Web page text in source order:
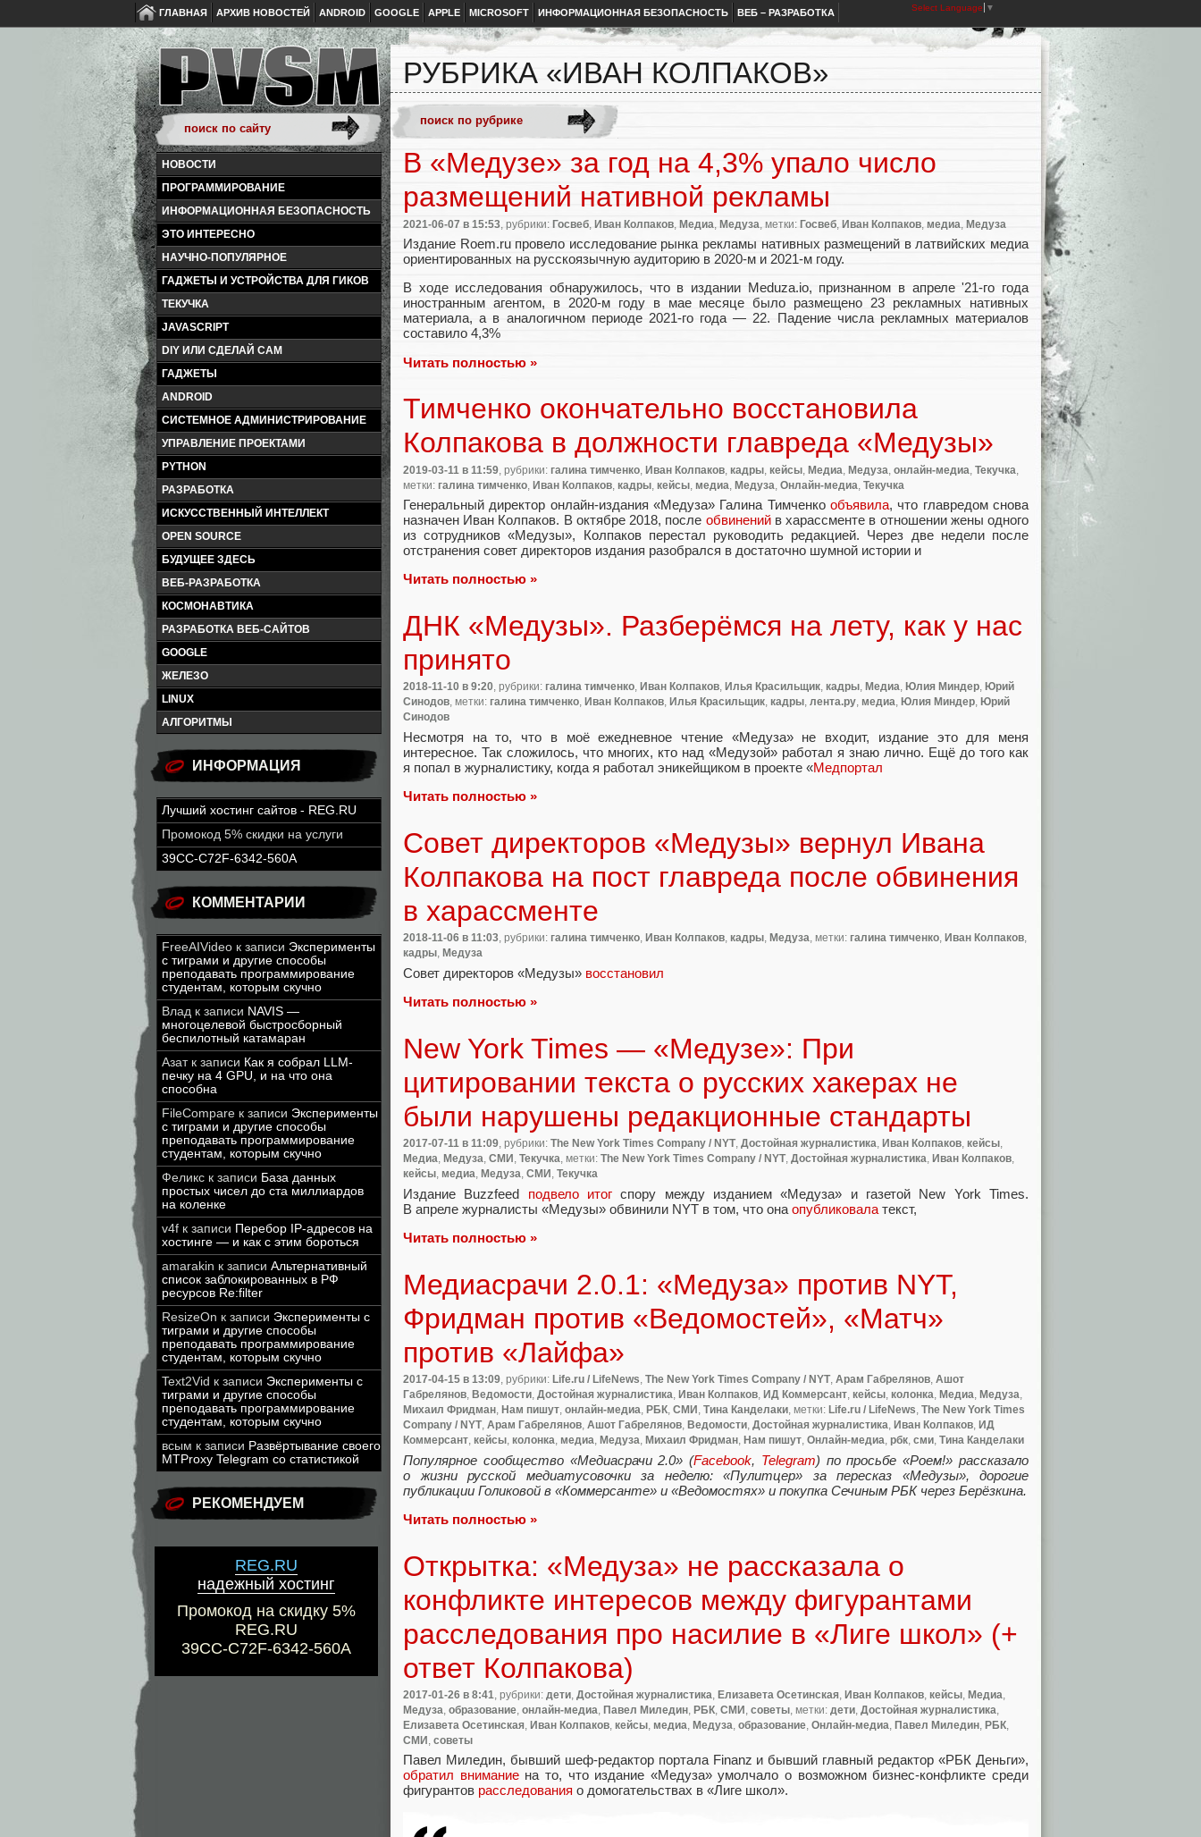
ГЛАВНАЯ АРХИВ НОВОСТЕЙ ANDROID GOOGLE APPLE MICROSOFT ИНФОРМАЦИОННАЯ БЕЗОПАСНОСТЬ ВЕБ – РАЗРАБОТКА Select Language ▼
НОВОСТИ
ПРОГРАММИРОВАНИЕ
ИНФОРМАЦИОННАЯ БЕЗОПАСНОСТЬ
ЭТО ИНТЕРЕСНО
НАУЧНО-ПОПУЛЯРНОЕ
ГАДЖЕТЫ И УСТРОЙСТВА ДЛЯ ГИКОВ
ТЕКУЧКА
JAVASCRIPT
DIY ИЛИ СДЕЛАЙ САМ
ГАДЖЕТЫ
ANDROID
СИСТЕМНОЕ АДМИНИСТРИРОВАНИЕ
УПРАВЛЕНИЕ ПРОЕКТАМИ
PYTHON
РАЗРАБОТКА
ИСКУССТВЕННЫЙ ИНТЕЛЛЕКТ
OPEN SOURCE
БУДУЩЕЕ ЗДЕСЬ
ВЕБ-РАЗРАБОТКА
КОСМОНАВТИКА
РАЗРАБОТКА ВЕБ-САЙТОВ
GOOGLE
ЖЕЛЕЗО
LINUX
АЛГОРИТМЫ
ИНФОРМАЦИЯ
Лучший хостинг сайтов - REG.RU
Промокод 5% скидки на услуги
39CC-C72F-6342-560A
КОММЕНТАРИИ
FreeAIVideo к записи Эксперименты
с тиграми и другие способы
преподавать программирование
студентам, которым скучно
Влад к записи NAVIS —
многоцелевой быстросборный
беспилотный катамаран
Азатк записи Как я собрал LLM-
печку на 4 GPU, и на что она
способна
FileCompare к записи Эксперименты
с тиграми и другие способы
преподавать программирование
студентам, которым скучно
Феликс к записи База данных
простых чисел до ста миллиардов
на коленке
v4f к записи Перебор IP-адресов на
хостинге — и как с этим бороться
amarakin к записи Альтернативный
список заблокированных в РФ
ресурсов Re:filter
ResizeOn к записи Эксперименты с
тиграми и другие способы
преподавать программирование
студентам, которым скучно
Text2Vid к записи Эксперименты с
тиграми и другие способы
преподавать программирование
студентам, которым скучно
всым к записи Развёртывание своего
MTProxy Telegram со статистикой
РЕКОМЕНДУЕМ
REG.RU
надежный хостинг
Промокод на скидку 5%
REG.RU
39CC-C72F-6342-560A
РУБРИКА «ИВАН КОЛПАКОВ»
В «Медузе» за год на 4,3% упало число
размещений нативной рекламы
2021-06-07 в 15:53 , рубрики: Госвеб Иван Колпаков Медиа Медуза , метки: Госвеб Иван Колпаков медиа Медуза
Издание Roem.ru провело исследование рынка рекламы нативных размещений в латвийских медиа
ориентированных на русскоязычную аудиторию в 2020-м и 2021-м году.
В ходе исследования обнаружилось, что в издании Meduza.io, признанном в апреле '21-го года
иностранным агентом,
в 2020-м году в мае месяце было размещено 23 рекламных нативных
материала, а в аналогичном периоде 2021-го года — 22. Падение числа рекламных материалов
составило 4,3%
Читать полностью »
Тимченко окончательно восстановила
Колпакова в должности главреда «Медузы»
2019-03-11 в 11:59 , рубрики: галина тимченко Иван Колпаков кадры кейсы Медиа Медуза онлайн-медиа Текучка
метки: галина тимченко Иван Колпаков кадры кейсы медиа Медуза Онлайн-медиа Текучка
Генеральный директор онлайн-издания «Медуза» Галина Тимченкообъявила, что главредом снова
назначен Иван Колпаков. В октябре 2018, после обвиненийв харассменте в отношении жены одного
из сотрудников «Медузы», Колпаков перестал руководить редакцией. Через две недели после
отстранения совет директоров издания разобрался в достаточно шумной истории и
Читать полностью »
ДНК «Медузы». Разберёмся на лету, как у нас
принято
2018-11-10 в 9:20, рубрики: галина тимченко, Иван Колпаков, Илья Красильщик, кадры, Медиа, Юлия Миндер, Юрий
Синодов, метки: галина тимченко, Иван Колпаков, Илья Красильщик, кадры, лента.ру, медиа, Юлия Миндер, Юрий
Синодов
Несмотря на то, что в моё ежедневное чтение «Медуза» не входит,
издание это для меня
интересное. Так сложилось, что многих, кто над «Медузой» работал я знаю лично. Ещё до того как
я попал в журналистику, когда я работал эникейщиком в проекте «Медпортал
Читать полностью »
Совет директоров «Медузы» вернул Ивана
Колпакова на пост главреда после обвинения
в харассменте
2018-11-06 в 11:03, рубрики: галина тимченко, Иван Колпаков, кадры, Медуза, метки: галина тимченко, Иван Колпаков,
кадры, Медуза
Совет директоров «Медузы» восстановил
Читать полностью »
New York Times — «Медузе»: При
цитировании текста о русских хакерах не
были нарушены редакционные стандарты
2017-07-11 в 11:09, рубрики: The New York Times Company / NYT, Достойная журналистика, Иван Колпаков, кейсы,
Медиа, Медуза, СМИ , Текучка, метки: The New York Times Company / NYT, Достойная журналистика, Иван Колпаков,
кейсы, медиа, Медуза, СМИ , Текучка
Издание Buzzfeed подвело итог спору между изданием «Медуза» и газетой New York Times.
В апреле журналисты «Медузы» обвинили NYT в том, что она опубликовала текст,
Читать полностью »
Медиасрачи 2.0.1: «Медуза» против NYT,
Фридман против «Ведомостей», «Матч»
против «Лайфа»
2017-04-15 в 13:09, рубрики: Life.ru / LifeNews, The New York Times Company / NYT, Арам Габрелянов, Ашот
Габрелянов, Ведомости, Достойная журналистика, Иван Колпаков, ИД Коммерсант, кейсы, колонка, Медиа, Медуза,
Михаил Фридман, Нам пишут, онлайн-медиа, РБК, СМИ , Тина Канделаки, метки: Life.ru / LifeNews, The New York Times
Company / NYT, Арам Габрелянов, Ашот Габрелянов, Ведомости, Достойная журналистика, Иван Колпаков, ИД
Коммерсант, кейсы, колонка, медиа, Медуза, Михаил Фридман, Нам пишут, Онлайн-медиа, рбк, сми, Тина Канделаки
Популярное сообщество «Медиасрачи 2.0» (Facebook, Telegram) по просьбе «Роем!» рассказало
о жизни русской медиатусовочки за неделю: «Пулитцер» за пересказ
«Медузы», дорогие
публикации Голиковой в «Коммерсанте» и «Ведомостях» и покупка Сечиным РБК через Берёзкина.
Читать полностью »
Открытка: «Медуза» не рассказала о
конфликте интересов между фигурантами
расследования про насилие в «Лиге школ» (+
ответ Колпакова)
2017-01-26 в 8:41 , рубрики: дети Достойная журналистика Елизавета Осетинская Иван Колпаков кейсы Медиа
Медуза образование онлайн-медиа Павел Миледин РБК СМИ советы , метки: дети Достойная журналистика
Елизавета Осетинская Иван Колпаков кейсы медиа Медуза образование Онлайн-медиа Павел Миледин РБК
СМИ советы
Павел Миледин, бывший шеф-редактор портала Finanz и бывший главный редактор «РБК Деньги»,
обратил вниманиена то, что издание «Медуза» умолчало о возможном бизнес-конфликте среди
фигурантов расследования о домогательствах в «Лиге школ».